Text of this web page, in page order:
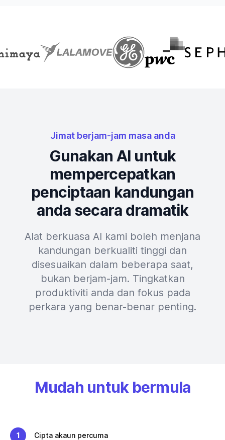
Jimat berjam-jam masa anda
Gunakan AI untuk
mempercepatkan
penciptaan kandungan
anda secara dramatik
Alat berkuasa AI kami boleh menjana
kandungan berkualiti tinggi dan
disesuaikan dalam beberapa saat,
bukan berjam-jam. Tingkatkan
produktiviti anda dan fokus pada
perkara yang benar-benar penting.
Mudah untuk bermula
1 Cipta akaun percuma